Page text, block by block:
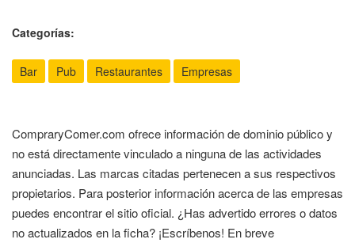
Categorías:
Bar Pub Restaurantes Empresas
CompraryComer.com ofrece información de dominio público y
no está directamente vinculado a ninguna de las actividades
anunciadas. Las marcas citadas pertenecen a sus respectivos
propietarios. Para posterior información acerca de las empresas
puedes encontrar el sitio oficial. ¿Has advertido errores o datos
no actualizados en la ficha? ¡Escríbenos! En breve